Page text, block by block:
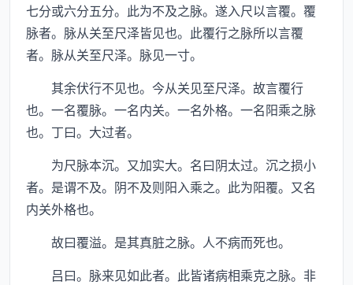
七分或六分五分。此为不及之脉。遂入尺以言覆。覆
脉者。脉从关至尺泽皆见也。此覆行之脉所以言覆
者。脉从关至尺泽。脉见一寸。
其余伏行不见也。今从关见至尺泽。故言覆行
也。一名覆脉。一名内关。一名外格。一名阳乘之脉
也。丁曰。大过者。
为尺脉本沉。又加实大。名曰阴太过。沉之损小
者。是谓不及。阴不及则阳入乘之。此为阳覆。又名
内关外格也。
故曰覆溢。是其真脏之脉。人不病而死也。
吕曰。脉来见如此者。此皆诸病相乘克之脉。非